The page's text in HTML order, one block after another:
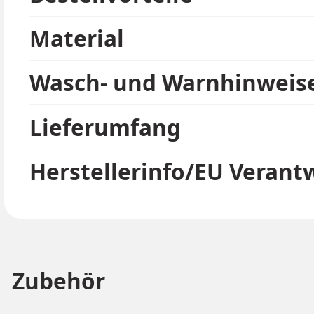
Material
Wasch- und
Lieferumfang
Herstellerinfo/EU
Zubehör